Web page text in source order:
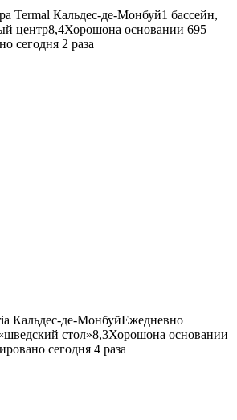
Termal Кальдес-де-Монбуй1 бассейн,
центр8,4Хорошона основании 695
сегодня 2 раза
Кальдес-де-МонбуйЕжедневно
«шведский стол»8,3Хорошона основании
сегодня 4 раза